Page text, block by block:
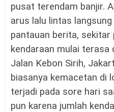
pusat terendam banjir.
arus lalu lintas
pantauan berita, sekitar
kendaraan mulai terasa
Jalan Kebon Sirih,
biasanya kemacetan di
terjadi pada sore hari
pun karena jumlah